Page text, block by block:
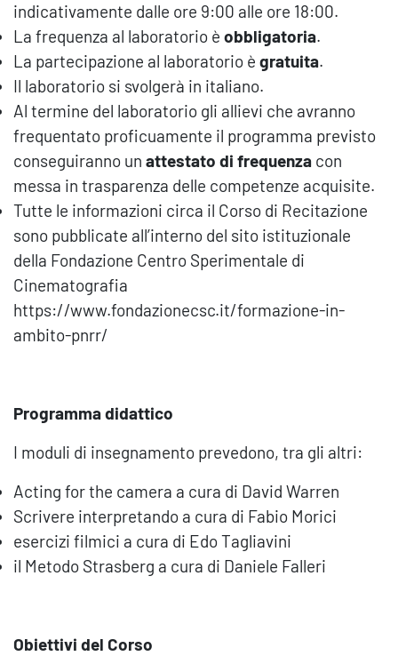
indicativamente dalle ore 9:00 alle ore 18:00.
La frequenza al laboratorio è obbligatoria.
La partecipazione al laboratorio è gratuita.
Il laboratorio si svolgerà in italiano.
Al termine del laboratorio gli allievi che avranno
frequentato proficuamente il programma previsto
conseguiranno un attestato di frequenza con
messa in trasparenza delle competenze acquisite.
Tutte le informazioni circa il Corso di Recitazione
sono pubblicate all’interno del sito istituzionale
della Fondazione Centro Sperimentale di
Cinematografia
https://www.fondazionecsc.it/formazione-in-
ambito-pnrr/
Programma didattico
I moduli di insegnamento prevedono, tra gli altri:
Acting for the camera a cura di David Warren
Scrivere interpretando a cura di Fabio Morici
esercizi filmici a cura di Edo Tagliavini
il Metodo Strasberg a cura di Daniele Falleri
Obiettivi del Corso